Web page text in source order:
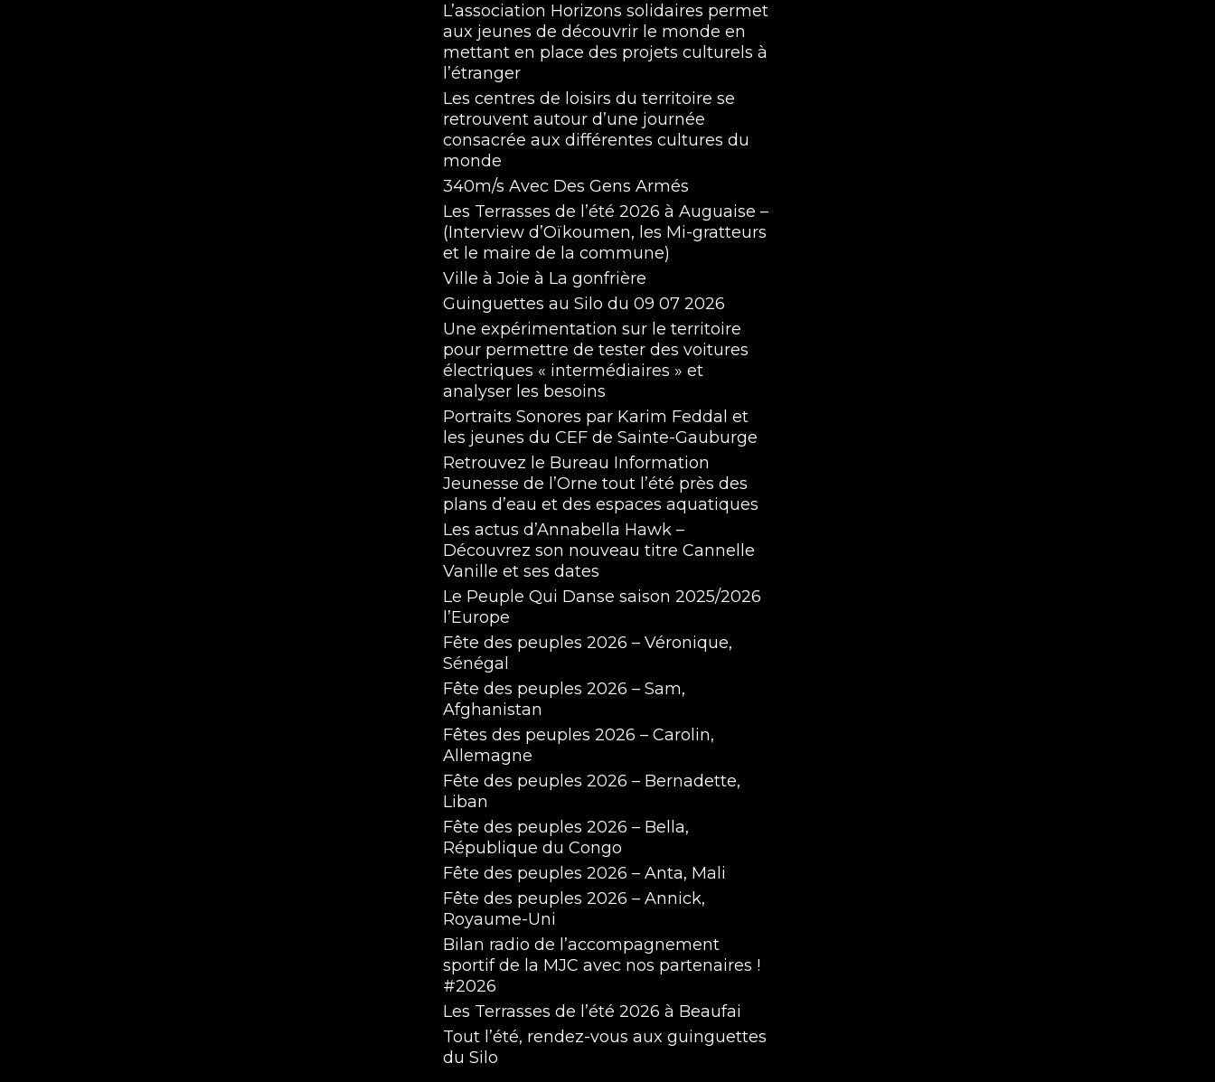
L’association Horizons solidaires permet
aux jeunes de découvrir le monde en
mettant en place des projets culturels à
l’étranger
Les centres de loisirs du territoire se
retrouvent autour d’une journée
consacrée aux différentes cultures du
monde
340m/s Avec Des Gens Armés
Les Terrasses de l’été 2026 à Auguaise –
(Interview d’Oïkoumen, les Mi-gratteurs
et le maire de la commune)
Ville à Joie à La gonfrière
Guinguettes au Silo du 09 07 2026
Une expérimentation sur le territoire
pour permettre de tester des voitures
électriques « intermédiaires » et
analyser les besoins
Portraits Sonores par Karim Feddal et
les jeunes du CEF de Sainte-Gauburge
Retrouvez le Bureau Information
Jeunesse de l’Orne tout l’été près des
plans d’eau et des espaces aquatiques
Les actus d’Annabella Hawk –
Découvrez son nouveau titre Cannelle
Vanille et ses dates
Le Peuple Qui Danse saison 2025/2026
l’Europe
Fête des peuples 2026 – Véronique,
Sénégal
Fête des peuples 2026 – Sam,
Afghanistan
Fêtes des peuples 2026 – Carolin,
Allemagne
Fête des peuples 2026 – Bernadette,
Liban
Fête des peuples 2026 – Bella,
République du Congo
Fête des peuples 2026 – Anta, Mali
Fête des peuples 2026 – Annick,
Royaume-Uni
Bilan radio de l’accompagnement
sportif de la MJC avec nos partenaires !
#2026
Les Terrasses de l’été 2026 à Beaufai
Tout l’été, rendez-vous aux guinguettes
du Silo